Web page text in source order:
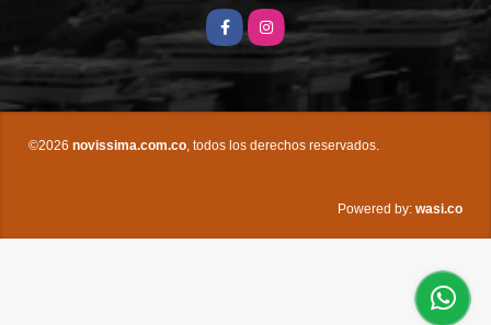
FacebookInstagram
©2026 novissima.com.co, todos los derechos reservados.
Powered by: wasi.co